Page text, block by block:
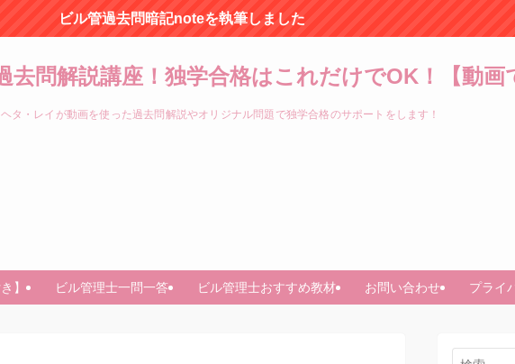
ビル管過去問暗記noteを執筆しました
問解説講座！独学合格はこれだけでOK！【動画
タ・レイが動画を使った過去問解説やオリジナル問題で独学合格のサポートをします！
】 ビル管理士一問一答 ビル管理士おすすめ教材 お問い合わせ プライ